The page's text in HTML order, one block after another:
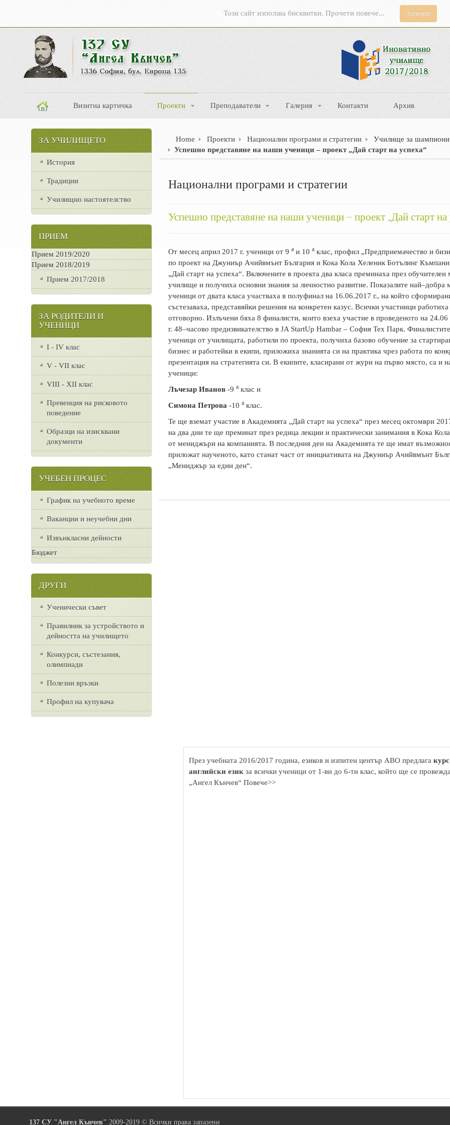
Този сайт използва бисквитки. Прочети повече... Затвори
Визитна картичка Проекти Преподаватели Галерия Контакти Архив
Home Проекти Национални програми и стратегии
Училище за шампиони
Успешно представяне на наши ученици – проект „Дай старт на успеха“
Национални програми и стратегии
Успешно представяне на наши ученици – проект „Дай старт на
От месец април 2017 г. ученици от 9 аи 10 аклас, профил „Предприемачество и
по проект на Джуниър Ачийвмънт България и Кока Кола Хеленик Ботълинг
„Дай старт на успеха“. Включените в проекта два класа преминаха през обучителен
училище и получиха основни знания за личностно развитие. Показалите най–добра
ученици от двата класа участваха в полуфинал на 16.06.2017 г., на който
състезаваха, представяйки решения на конкретен казус. Всички участници
отговорно. Излъчени бяха 8 финалисти, които взеха участие в проведеното на
г. 48–часово предизвикателство в JA StartUp Hambar – София Тех Парк.
ученици от училищата, работили по проекта, получиха базово обучение за
бизнес и работейки в екипи, приложиха знанията си на практика чрез работа по
презентация на стратегията си. В екипите, класирани от жури на първо място, са и
ученици:
Лъчезар Иванов-9 аклас и
Симона Петрова -10 аклас.
Те ще вземат участие в Академията „Дай старт на успеха“ през месец октомври
на два дни те ще преминат през редица лекции и практически занимания в Кока
от мениджъри на компанията. В последния ден на Академията те ще имат
приложат наученото, като станат част от инициативата на Джуниър Ачийвмънт
„Мениджър за един ден“.
ЗА УЧИЛИЩЕТО
История
Традиции
Училищно настоятелство
ПРИЕМ
Прием 2019/2020
Прием 2018/2019
Прием 2017/2018
ЗА РОДИТЕЛИ И
УЧЕНИЦИ
I - IV клас
V - VII клас
VІІІ - ХІІ клас
Превенция на рисковото
поведение
Образци на изисквани
документи
УЧЕБЕН ПРОЦЕС
График на учебното време
Ваканции и неучебни дни
Извънкласни дейности
Бюджет
ДРУГИ
Ученически съвет
Правилник за устройството и
дейността на училището
Конкурси, състезания,
олимпиади
Полезни връзки
Профил на купувача
През учебната 2016/2017 година, езиков и изпитен център АВО предлага
английски език за всички ученици от 1-ви до 6-ти клас, който ще се
„Ангел Кънчев“ Повече>>
137 СУ "Ангел Кънчев" 2009-2019 © Всички права запазени